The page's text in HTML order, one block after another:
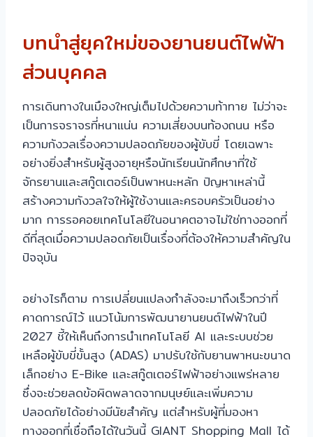
บทนำสู่ยุคใหม่ของยานยนต์ไฟฟ้า
ส่วนบุคคล
การเดินทางในเมืองใหญ่เต็มไปด้วยความท้าทาย ไม่ว่าจะ
เป็นการจราจรที่หนาแน่น ความเสี่ยงบนท้องถนน หรือ
ความกังวลเรื่องความปลอดภัยของผู้ขับขี่ โดยเฉพาะ
อย่างยิ่งสำหรับผู้สูงอายุหรือนักเรียนนักศึกษาที่ใช้
จักรยานและสกู๊ตเตอร์เป็นพาหนะหลัก ปัญหาเหล่านี้
สร้างความกังวลใจให้ผู้ใช้งานและครอบครัวเป็นอย่าง
มาก การรอคอยเทคโนโลยีในอนาคตอาจไม่ใช่ทางออกที่
ดีที่สุดเมื่อความปลอดภัยเป็นเรื่องที่ต้องให้ความสำคัญใน
ปัจจุบัน
อย่างไรก็ตาม การเปลี่ยนแปลงกำลังจะมาถึงเร็วกว่าที่
คาดการณ์ไว้ แนวโน้มการพัฒนายานยนต์ไฟฟ้าในปี
2027 ชี้ให้เห็นถึงการนำเทคโนโลยี AI และระบบช่วย
เหลือผู้ขับขี่ขั้นสูง (ADAS) มาปรับใช้กับยานพาหนะขนาด
เล็กอย่าง E-Bike และสกู๊ตเตอร์ไฟฟ้าอย่างแพร่หลาย
ซึ่งจะช่วยลดข้อผิดพลาดจากมนุษย์และเพิ่มความ
ปลอดภัยได้อย่างมีนัยสำคัญ แต่สำหรับผู้ที่มองหา
ทางออกที่เชื่อถือได้ในวันนี้ GIANT Shopping Mall ได้